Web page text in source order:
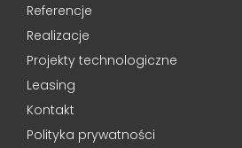
Referencje
Realizacje
Projekty technologiczne
Leasing
Kontakt
Polityka prywatności